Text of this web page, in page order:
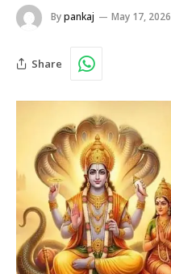
Bypankaj May 17, 2026
Share